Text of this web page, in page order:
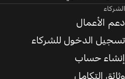
الشركاء
دعم الأعمال
تسجيل الدخول للشركاء
إنشاء حساب
وثائق التكامل